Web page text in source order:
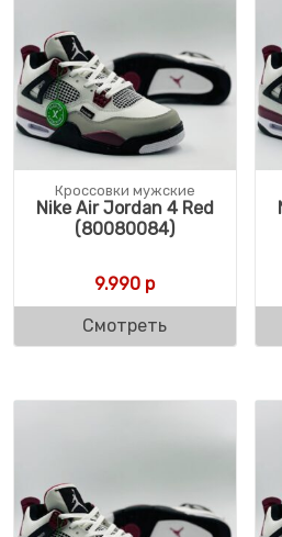
Кроссовки мужские
Nike Air Jordan 4 Red
(80080084)
9.990 р
Смотреть